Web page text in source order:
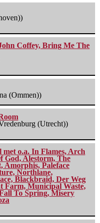
Coffey, Bring Me The
(Ommen))
(Utrecht))
met o.a. In Flames, Arch
God, Alestorm, The
Amorphis, Paleface
Northlane,
Blackbraid, Der Weg
Farm, Municipal Waste,
To Spring, Misery